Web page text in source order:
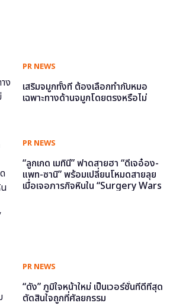
PR NEWS
เสริมจมูกทั้งที ต้องเลือกทำกับหมอ
เฉพาะทางด้านจมูกโดยตรงหรือไม่
PR NEWS
“ลูกเกด เมทินี” ฟาดสายฮา “ดีเจอ๋อง-
แพท-ซานิ” พร้อมเปลี่ยนโหมดสายลุย
เมื่อเจอภารกิจหินใน “Surgery Wars
PR NEWS
“ดัง” ภูมิใจหน้าใหม่ เป็นเวอร์ชั่นที่ดีที่สุด
ตัดสินใจถูกที่ศัลยกรรม